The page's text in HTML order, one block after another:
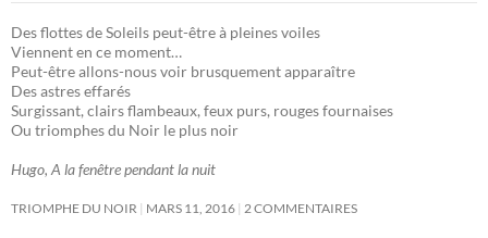
Des flottes de Soleils peut-être à pleines voiles
Viennent en ce moment…
Peut-être allons-nous voir brusquement apparaître
Des astres effarés
Surgissant, clairs flambeaux, feux purs, rouges fournaises
Ou triomphes du Noir le plus noir
Hugo, A la fenêtre pendant la nuit
TRIOMPHE DU NOIR MARS 11, 2016 2 COMMENTAIRES